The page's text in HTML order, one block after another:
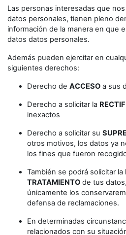
Las personas interesadas que
datos personales, tienen pleno
información de la manera en que
datos datos personales.
Además pueden ejercitar en
siguientes derechos:
Derecho de ACCESO a sus
Derecho a solicitar la
inexactos
Derecho a solicitar su
otros motivos, los datos ya
los fines que fueron
También se podrá solicitar la
TRATAMIENTO de tus
únicamente los
defensa de reclamaciones.
En determinadas
relacionados con su